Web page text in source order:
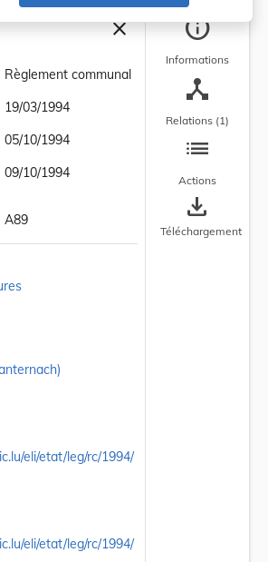
closeFermer la barre
Règlement communal
19/03/1994
05/10/1994
09/10/1994
A89
eli/etat/leg/rc/1994/
eli/etat/leg/rc/1994/
info
Informations
device_hub
Relations (1)
list
Actions
save_alt
Téléchargement